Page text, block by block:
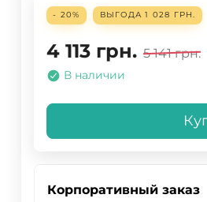
- 20% ВЫГОДА1 028 ГРН.
4 113 грн. 5 141 грн.
В наличии
Корпоративный заказ